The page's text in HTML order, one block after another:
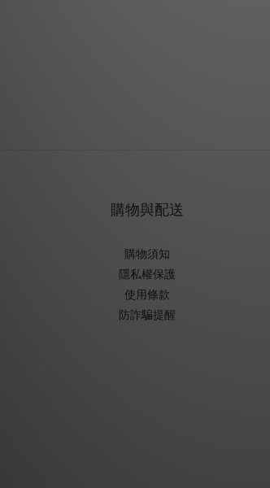
購物與配送
購物須知
隱私權保護
使用條款
防詐騙提醒